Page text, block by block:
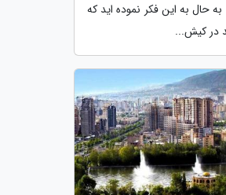
به حال به این فکر نموده اید که
در کیش...